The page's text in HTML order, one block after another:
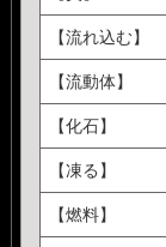
【流れ込む】
【流動体】
【化石】
【凍る】
【燃料】